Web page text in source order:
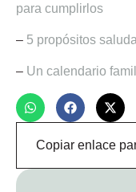
para cumplirlos
– 5 propósitos
– Un calendario
Copiar enlace